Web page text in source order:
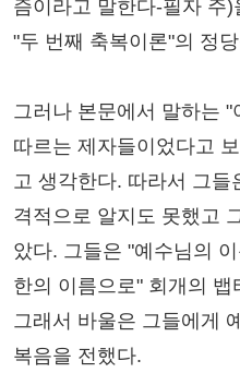
즘이라고 말한다-필자 주
"두 번째 축복이론"의 정
그러나 본문에서 말하는
따르는 제자들이었다고
고 생각한다. 따라서 그들
격적으로 알지도 못했고
았다. 그들은 "예수님의
한의 이름으로" 회개의
그래서 바울은 그들에게
복음을 전했다.